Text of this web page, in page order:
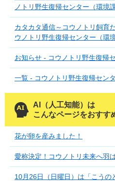
ノトリ野生復帰センター（環境課
カタカタ通信～コウノトリ飼育
ウノトリ野生復帰センター（環境
お知らせ - コウノトリ野生復帰
一覧 - コウノトリ野生復帰セン
AI（人工知能）は
こんなページをおすす
花が卵を産みました！
愛称決定！コウノトリ未来へ羽
10月26日（日曜日）は「こうの